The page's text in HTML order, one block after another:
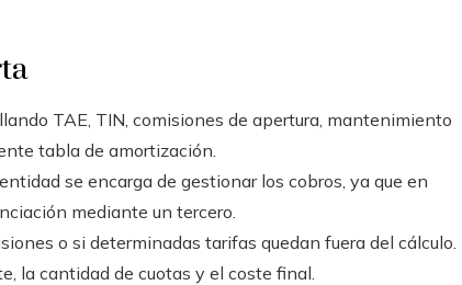
TAE, TIN, comisiones de apertura, mantenimiento
tabla de amortización.
se encarga de gestionar los cobros, ya que en
mediante un tercero.
o si determinadas tarifas quedan fuera del cálculo.
la cantidad de cuotas y el coste final.